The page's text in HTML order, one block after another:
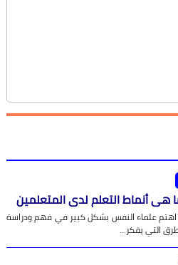
هي أنماط التعلم لدى المتعلمين
اهتم علماء النفس بشكل كبير في فهم ودراسة
التي يفكر…